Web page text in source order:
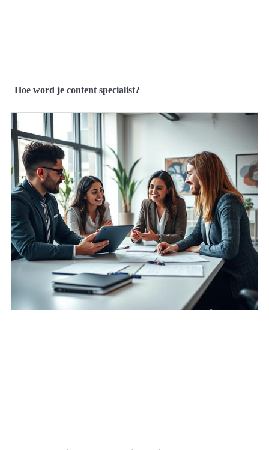
Hoe word je content specialist?